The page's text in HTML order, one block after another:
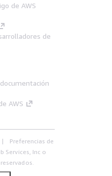
de AWS
de
AWS
Preferencias de
Services, Inc o